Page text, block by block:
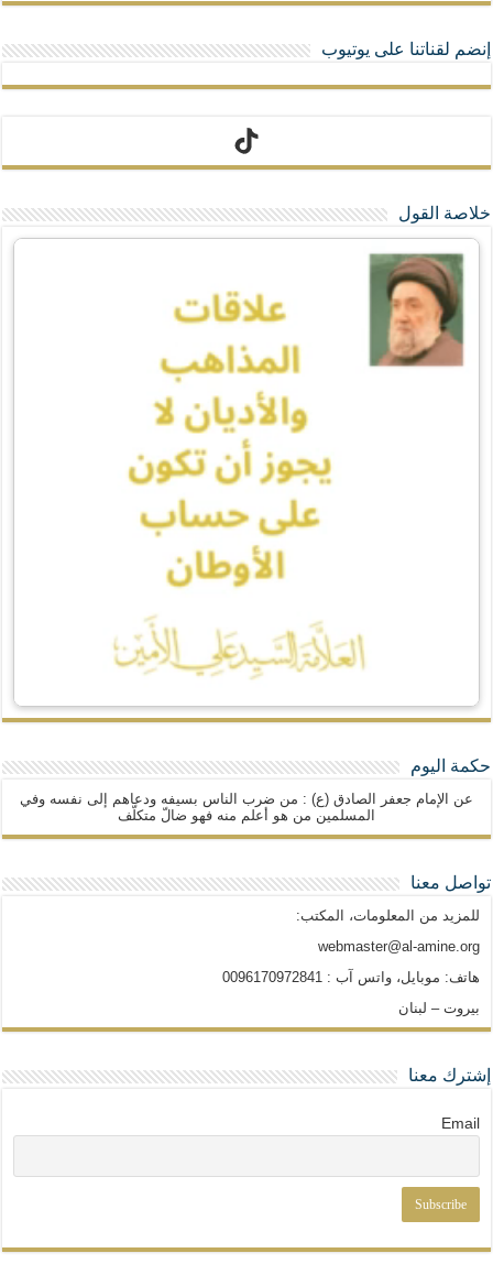
إنضم لقناتنا على يوتيوب
تيك توك
خلاصة القول
حكمة اليوم
عن الإمام جعفر الصادق (ع) : من ضرب الناس بسيفه ودعاهم إلى نفسه وفي
المسلمين من هو أعلم منه فهو ضالّ متكلّف
تواصل معنا
للمزيد من المعلومات، المكتب:
webmaster@al-amine.org
هاتف: موبايل، واتس آب : 0096170972841
بيروت – لبنان
إشترك معنا
Email